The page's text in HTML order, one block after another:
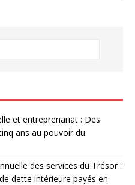
et entreprenariat : Des
ans au pouvoir du
des services du Trésor :
dette intérieure payés en